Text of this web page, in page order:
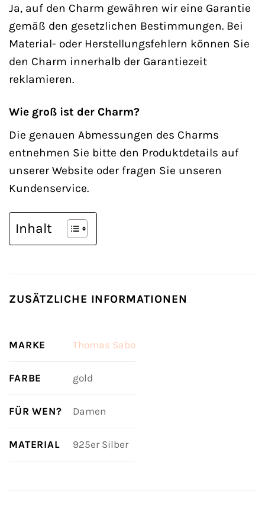
Ja, auf den Charm gewähren wir eine Garantie
gemäß den gesetzlichen Bestimmungen. Bei
Material- oder Herstellungsfehlern können Sie
den Charm innerhalb der Garantiezeit
reklamieren.
Wie groß ist der Charm?
Die genauen Abmessungen des Charms
entnehmen Sie bitte den Produktdetails auf
unserer Website oder fragen Sie unseren
Kundenservice.
Inhalt
ZUSÄTZLICHE INFORMATIONEN
MARKE Thomas Sabo
FARBE gold
FÜR WEN? Damen
MATERIAL 925er Silber